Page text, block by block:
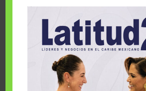
Cuando la solidaridad inspira;
sueños Fairmont Mayakoba y